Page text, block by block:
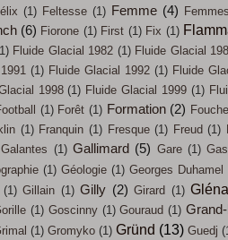
(1) Feltesse (1) Femme (4) Femmes
(6) Fiorone (1) First (1) Fix (1)
Fluide Glacial 1982 (1) Fluide Glacial
(1) Fluide Glacial 1992 (1) Fluide
1998 (1) Fluide Glacial 1999 (1)
(1) Forêt (1) Formation (2)
(1) Franquin (1) Fresque (1) Freud (1)
Galantes (1) Gallimard (5) Gare (1)
(1) Géologie (1) Georges Duhamel
(1) Gillain (1) Gilly (2) Girard (1)
(1) Goscinny (1) Gouraud (1)
(1) Gromyko (1) Gründ (13) Guedj